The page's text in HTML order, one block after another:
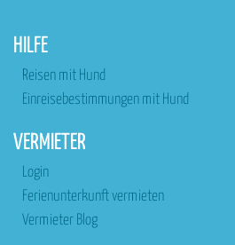
HILFE
Reisen mit Hund
Einreisebestimmungen mit Hund
VERMIETER
Login
Ferienunterkunft vermieten
Vermieter Blog